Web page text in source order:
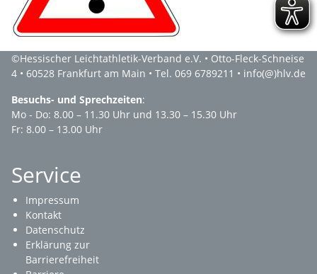
©Hessischer Leichtathletik-Verband e.V. • Otto-Fleck-Schneise
4 • 60528 Frankfurt am Main • Tel. 069 6789211 • info(@)hlv.de
Besuchs- und Sprechzeiten:
Mo - Do: 8.00 – 11.30 Uhr und 13.30 – 15.30 Uhr
Fr: 8.00 – 13.00 Uhr
Service
Impressum
Kontakt
Datenschutz
Erklärung zur
Barrierefreiheit